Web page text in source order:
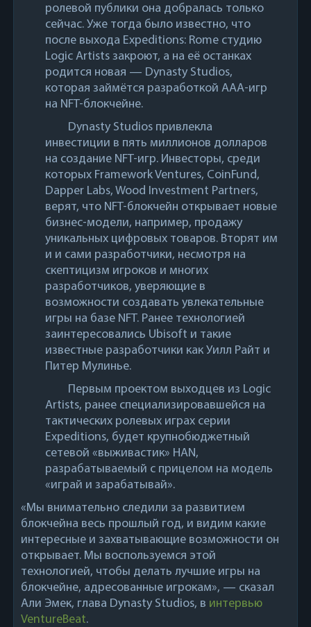
ролевой публики она добралась только
сейчас. Уже тогда было известно, что
после выхода Expeditions: Rome студию
Logic Artists закроют, а на её останках
родится новая — Dynasty Studios,
которая займётся разработкой AAA-игр
на NFT-блокчейне.
Dynasty Studios привлекла
инвестиции в пять миллионов долларов
на создание NFT-игр. Инвесторы, среди
которых Framework Ventures, CoinFund,
Dapper Labs, Wood Investment Partners,
верят, что NFT-блокчейн открывает новые
бизнес-модели, например, продажу
уникальных цифровых товаров. Вторят им
и и сами разработчики, несмотря на
скептицизм игроков и многих
разработчиков, уверяющие в
возможности создавать увлекательные
игры на базе NFT. Ранее технологией
заинтересовались Ubisoft и такие
известные разработчики как Уилл Райт и
Питер Мулинье.
Первым проектом выходцев из Logic
Artists, ранее специализировавшейся на
тактических ролевых играх серии
Expeditions, будет крупнобюджетный
сетевой «выживастик» HAN,
разрабатываемый с прицелом на модель
«играй и зарабатывай».
«Мы внимательно следили за развитием
блокчейна весь прошлый год, и видим какие
интересные и захватывающие возможности он
открывает. Мы воспользуемся этой
технологией, чтобы делать лучшие игры на
блокчейне, адресованные игрокам», — сказал
Али Эмек, глава Dynasty Studios, в интервью
VentureBeat.